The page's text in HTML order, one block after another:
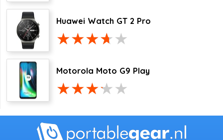
Huawei Watch GT 2 Pro
Motorola Moto G9 Play